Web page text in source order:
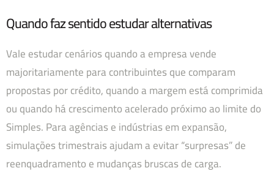
Quando faz sentido estudar alternativas
Vale estudar cenários quando a empresa vende
majoritariamente para contribuintes que comparam
propostas por crédito, quando a margem está comprimida
ou quando há crescimento acelerado próximo ao limite do
Simples. Para agências e indústrias em expansão,
simulações trimestrais ajudam a evitar “surpresas” de
reenquadramento e mudanças bruscas de carga.